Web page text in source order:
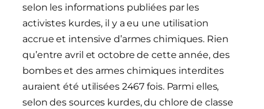
selon les informations publiées par les
activistes kurdes, il y a eu une utilisation
accrue et intensive d’armes chimiques. Rien
qu’entre avril et octobre de cette année, des
bombes et des armes chimiques interdites
auraient été utilisées 2467 fois. Parmi elles,
selon des sources kurdes, du chlore de classe